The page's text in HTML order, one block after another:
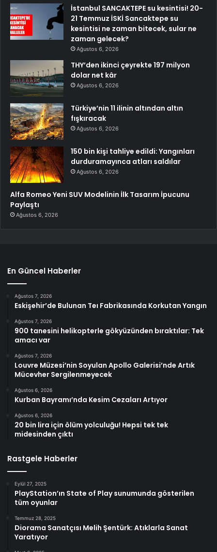
İstanbul SANCAKTEPE su kesintisi! 20-
21 Temmuz İSKİ Sancaktepe su
kesintisi ne zaman bitecek, sular ne
zaman gelecek?
Ağustos 6, 2026
THY’den ikinci çeyrekte 197 milyon
dolar net kâr
Ağustos 6, 2026
Türkiye’nin 11 ilinin altından altın
fışkıracak
Ağustos 6, 2026
150 bin kişi tahliye edildi: Yangınları
durduramayınca atları saldılar
Ağustos 6, 2026
Alfa Romeo Yeni SUV Modelinin İlk Tasarım İpucunu
Paylaştı
Ağustos 6, 2026
En Güncel Haberler
Ağustos 7, 2026
Eskişehir’de Bulunan Teı Fabrikasında Korkutan Yangın
Ağustos 7, 2026
900 tanesini helikopterle gökyüzünden bıraktılar: Tek
amacı var
Ağustos 7, 2026
Louvre Müzesi’nin Soyulan Apollo Galerisi’nde Artık
Mücevher Sergilenmeyecek
Ağustos 6, 2026
Kurban Bayramı’nda Kesim Cezaları Artıyor
Ağustos 6, 2026
20 bin lira için ölüm yolculuğu! Hepsi tek tek
midesinden çıktı
Rastgele Haberler
Eylül 27, 2025
PlayStation’ın State of Play sunumunda gösterilen
tüm oyunlar
Temmuz 28, 2025
Diorama Sanatçısı Melih Şentürk: Atıklarla Sanat
Yaratıyor